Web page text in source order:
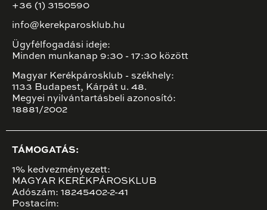
+36 (1) 3150590
info@kerekparosklub.hu
Ügyfélfogadási ideje:
Minden munkanap 9:30 - 17:30 között
Magyar Kerékpárosklub - székhely:
1133 Budapest, Kárpát u. 48.
Megyei nyilvántartásbeli azonosító:
18881/2002
TÁMOGATÁS:
1% kedvezményezett:
MAGYAR KERÉKPÁROSKLUB
Adószám: 18245402-2-41
Postacím: